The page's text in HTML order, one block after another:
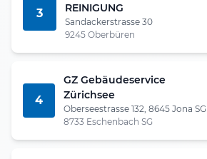
3
REINIGUNG
Sandackerstrasse 30
9245 Oberbüren
4
GZ Gebäudeservice
Zürichsee
Oberseestrasse 132, 8645 Jona SG
8733 Eschenbach SG